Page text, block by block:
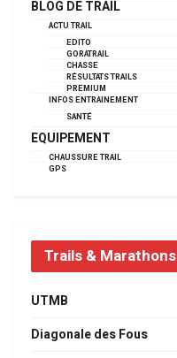
BLOG DE TRAIL
ACTU TRAIL
EDITO
GORATRAIL
CHASSE
RÉSULTATS TRAILS
PREMIUM
INFOS ENTRAINEMENT
SANTÉ
EQUIPEMENT
CHAUSSURE TRAIL
GPS
Trails & Marathons
UTMB
Diagonale des Fous